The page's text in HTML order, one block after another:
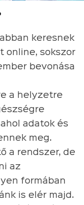
keresnek
online, sokszor
bevonása
a helyzetre
adatok és
meg.
a rendszer, de
az
formában
is elér majd.